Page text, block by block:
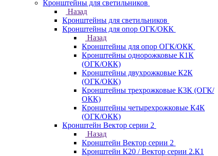
Кронштейны для светильников
Назад
Кронштейны для светильников
Кронштейны для опор ОГК/ОКК
Назад
Кронштейны для опор ОГК/ОКК
Кронштейны однорожковые К1К
(ОГК/ОКК)
Кронштейны двухрожковые К2К
(ОГК/ОКК)
Кронштейны трехрожковые К3К (ОГК/
ОКК)
Кронштейны четырехрожковые К4К
(ОГК/ОКК)
Кронштейн Вектор серии 2
Назад
Кронштейн Вектор серии 2
Кронштейн К20 / Вектор серии 2.К1